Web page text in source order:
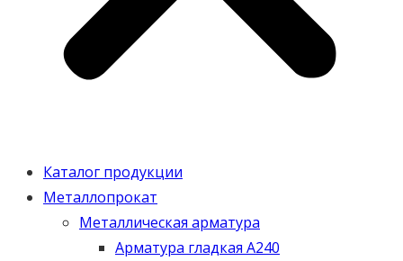
Каталог продукции
Металлопрокат
Металлическая арматура
Арматура гладкая А240